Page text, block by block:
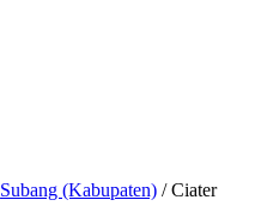
Subang (Kabupaten) /Ciater